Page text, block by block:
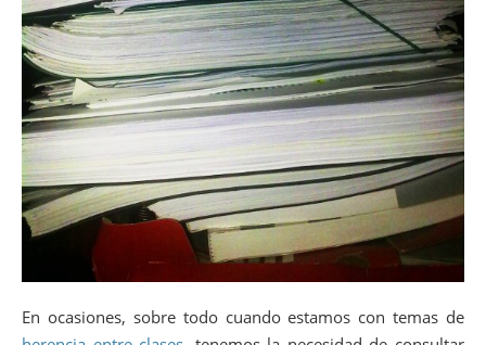
En ocasiones, sobre todo cuando estamos con temas de